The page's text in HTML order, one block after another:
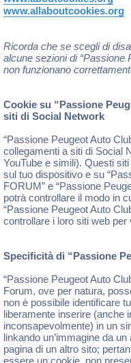
www.allaboutcookies.org
Ricorda che se scegli di
alcune sezioni di “Passione
non funzionano
Cookie su “Passione
siti di Social Network
“Passione Peugeot Auto
collegamenti a siti di Social
YouTube e simili). Questi
sul tuo dispositivo e su
FORUM” e “Passione
potrà controllare il modo in
“Passione Peugeot Auto
controllare i loro siti web
Specificità di “Passione
“Passione Peugeot Auto
Forum, ove per natura,
non è possibile identificare
liberamente inserire (anche
inconsapevolmente) in un
linkando un’immagine da
pagina di un altro sito;
essere un cookie, non